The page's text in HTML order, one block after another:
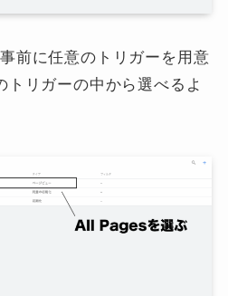
前に任意のトリガーを用意
トリガーの中から選べるよ